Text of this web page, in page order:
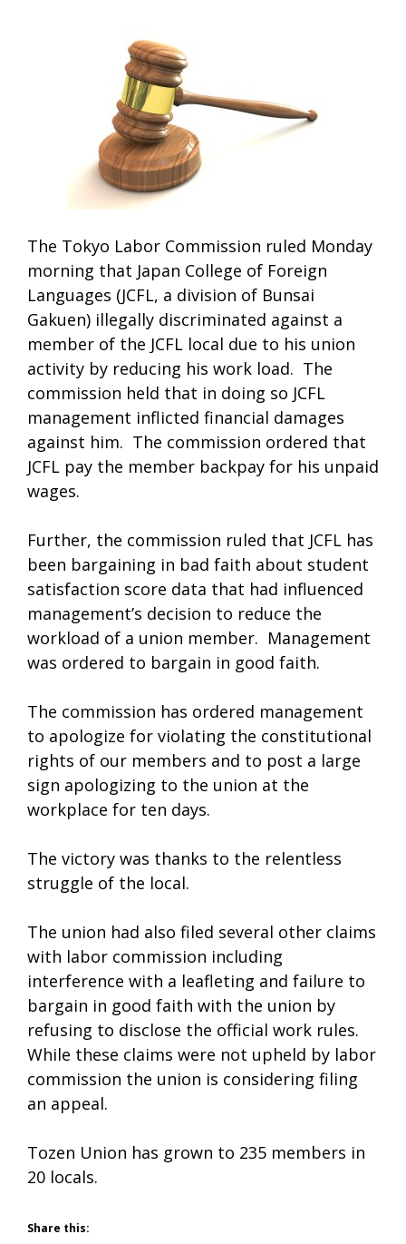
The Tokyo Labor Commission ruled Monday
morning that Japan College of Foreign
Languages (JCFL, a division of Bunsai
Gakuen) illegally discriminated against a
member of the JCFL local due to his union
activity by reducing his work load. The
commission held that in doing so JCFL
management inflicted financial damages
against him. The commission ordered that
JCFL pay the member backpay for his unpaid
wages.
Further, the commission ruled that JCFL has
been bargaining in bad faith about student
satisfaction score data that had influenced
management’s decision to reduce the
workload of a union member. Management
was ordered to bargain in good faith.
The commission has ordered management
to apologize for violating the constitutional
rights of our members and to post a large
sign apologizing to the union at the
workplace for ten days.
The victory was thanks to the relentless
struggle of the local.
The union had also filed several other claims
with labor commission including
interference with a leafleting and failure to
bargain in good faith with the union by
refusing to disclose the official work rules.
While these claims were not upheld by labor
commission the union is considering filing
an appeal.
Tozen Union has grown to 235 members in
20 locals.
Share this: